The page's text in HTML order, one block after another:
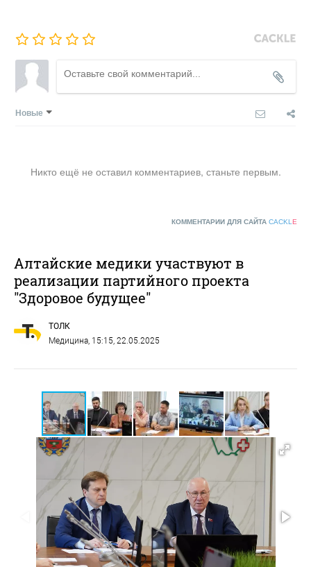
Новые
Никто ещё не оставил комментариев, станьте первым.
КОММЕНТАРИИ ДЛЯ САЙТА CACKL E
Алтайские медики участвуют в
реализации партийного проекта
"Здоровое будущее"
ТОЛК
Медицина, 15:15, 22.05.2025